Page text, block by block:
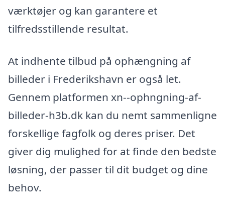
værktøjer og kan garantere et
tilfredsstillende resultat.
At indhente tilbud på ophængning af
billeder i Frederikshavn er også let.
Gennem platformen xn--ophngning-af-
billeder-h3b.dk kan du nemt sammenligne
forskellige fagfolk og deres priser. Det
giver dig mulighed for at finde den bedste
løsning, der passer til dit budget og dine
behov.